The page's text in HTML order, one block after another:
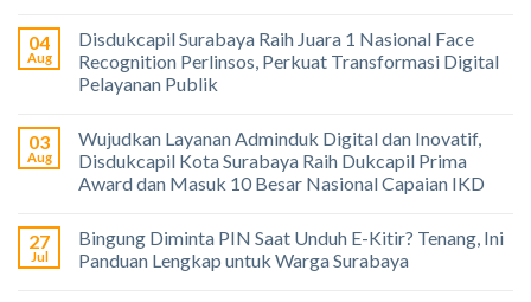
04
Aug
Disdukcapil Surabaya Raih Juara 1 Nasional Face
Recognition Perlinsos, Perkuat Transformasi Digital
Pelayanan Publik
03
Aug
Wujudkan Layanan Adminduk Digital dan Inovatif,
Disdukcapil Kota Surabaya Raih Dukcapil Prima
Award dan Masuk 10 Besar Nasional Capaian IKD
27
Jul
Bingung Diminta PIN Saat Unduh E-Kitir? Tenang, Ini
Panduan Lengkap untuk Warga Surabaya